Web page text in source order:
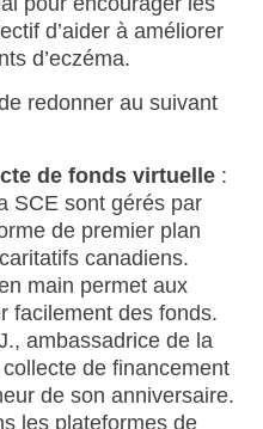
d’aider à améliorer
d’eczéma.
redonner au suivant
de fonds virtuelle :
SCE sont gérés par
de premier plan
canadiens.
main permet aux
facilement des fonds.
ambassadrice de la
de financement
de son anniversaire.
les plateformes de